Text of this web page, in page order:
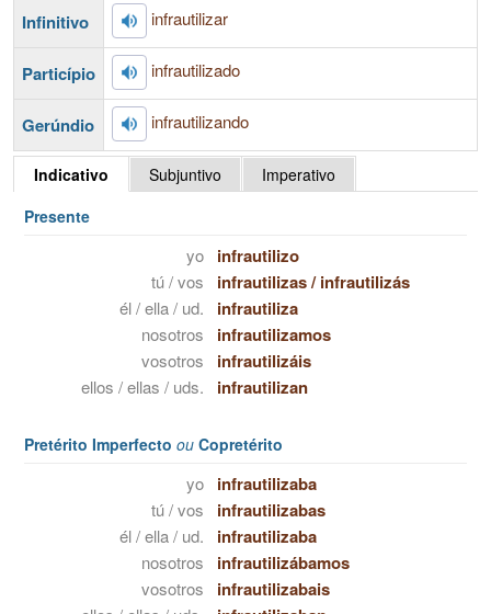
Infinitivo infrautilizar
Particípio infrautilizado
Gerúndio infrautilizando
Indicativo Subjuntivo
Imperativo
Presente
yo infrautilizo
tú / vos infrautilizas/infrautilizás
él / ella / ud. infrautiliza
nosotros infrautilizamos
vosotros infrautilizáis
ellos / ellas / uds. infrautilizan
Pretérito Imperfecto ou Copretérito
yo infrautilizaba
tú / vos infrautilizabas
él / ella / ud. infrautilizaba
nosotros infrautilizábamos
vosotros infrautilizabais